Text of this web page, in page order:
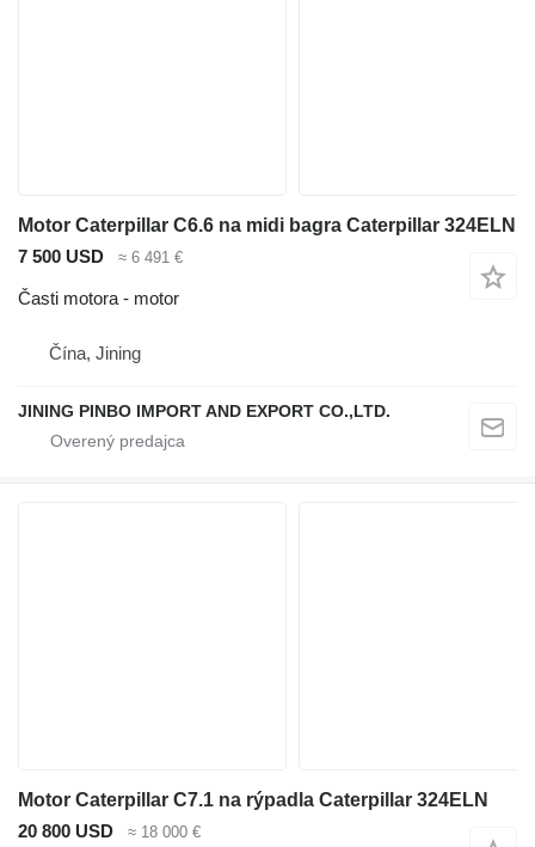
Motor Caterpillar C6.6 na midi bagra Caterpillar 324ELN
7 500 USD
≈ 6 491 €
Časti motora - motor
Čína, Jining
JINING PINBO IMPORT AND EXPORT CO.,LTD.
Motor Caterpillar C7.1 na rýpadla Caterpillar 324ELN
20 800 USD
≈ 18 000 €